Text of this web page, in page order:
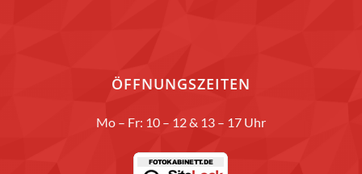
ÖFFNUNGSZEITEN
Mo – Fr: 10 – 12 & 13 – 17 Uhr